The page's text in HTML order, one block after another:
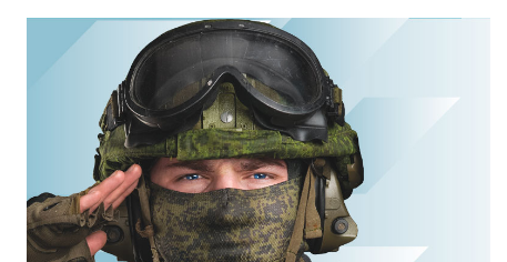
отожгла! Видео
не оставит
равнодушным
чистыми!
Домашний метод
убьет грибок,
возьмите 3%-ю…